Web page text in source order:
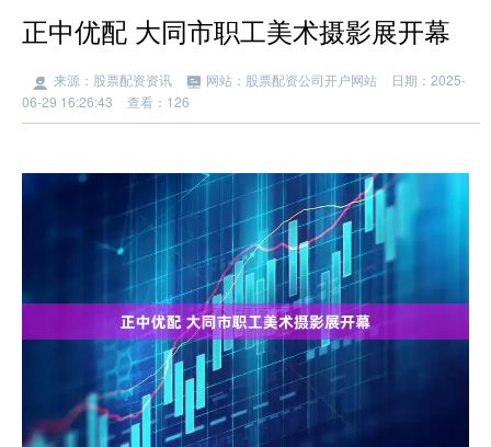
正中优配 大同市职工美术摄影展开幕
来源：股票配资资讯 网站：股票配资公司开户网站
日期：2025-
06-29 16:26:43
查看：126